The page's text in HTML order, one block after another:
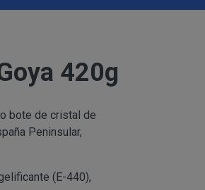
420g
bote de cristal de
Peninsular,
(E-440),